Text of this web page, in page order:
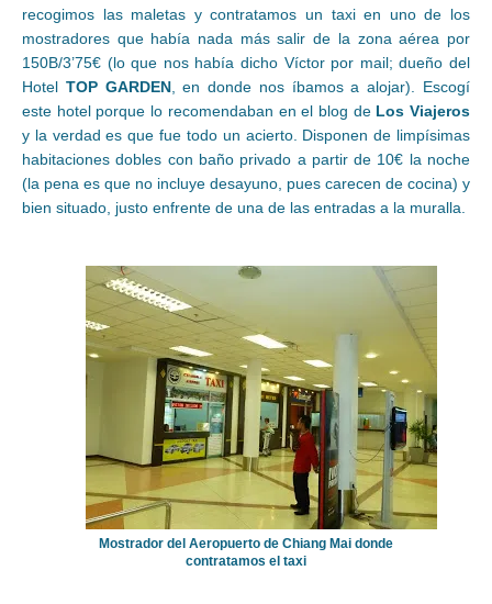
recogimos las maletas y contratamos un taxi en uno de los
mostradores que había nada más salir de la zona aérea por
150B/3’75€ (lo que nos había dicho Víctor por mail; dueño del
Hotel TOP GARDEN, en donde nos íbamos a alojar). Escogí
este hotel porque lo recomendaban en el blog de Los Viajeros
y la verdad es que fue todo un acierto. Disponen de limpísimas
habitaciones dobles con baño privado a partir de 10€ la noche
(la pena es que no incluye desayuno, pues carecen de cocina) y
bien situado, justo enfrente de una de las entradas a la muralla.
Mostrador del Aeropuerto de Chiang Mai donde
contratamos el taxi